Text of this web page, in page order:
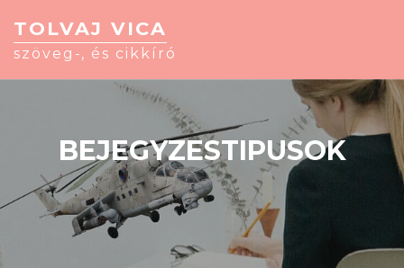
TOLVAJ VICA
szöveg-, és cikkíró
BEJEGYZESTIPUSOK